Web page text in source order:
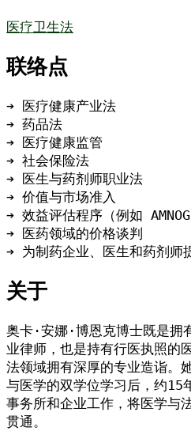
医疗卫生法
联络点
➔ 医疗健康产业法
➔ 药品法
➔ 医疗健康监管
➔ 社会保险法
➔ 医生与药剂师职业法
➔ 价值与市场准入
➔ 效益评估程序（例如 AMNOG
➔ 医药领域的价格谈判
➔ 为制药企业、医生和药剂师
关于
奥卡·安娜·博恩克博士既是拥
业律师，也是持有行医执照的
法领域拥有深厚的专业造诣。
与医学的双学位学习后，约15
事务所和企业工作，将医学与
贯通。